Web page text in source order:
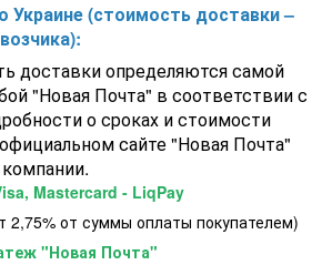
Украине (стоимость доставки –
доставки определяются самой
"Новая Почта" в соответствии с
о сроках и стоимости
сайте "Новая Почта"
Mastercard - LiqPay
2,75% от суммы оплаты покупателем)
"Новая Почта"